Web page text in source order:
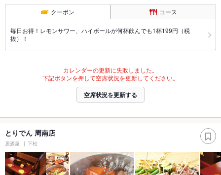
クーポン コース
毎日お得！レモンサワー、ハイボールが何杯飲んでも1杯199円（税
抜）！
カレンダーの更新に失敗しました。
下記ボタンを押して空席状況を更新してください。
空席状況を更新する
とりでん 周南店
居酒屋 下松